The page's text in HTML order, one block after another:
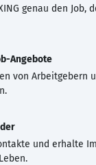
genau den Job,
Angebote
von Arbeitgebern
und erhalte